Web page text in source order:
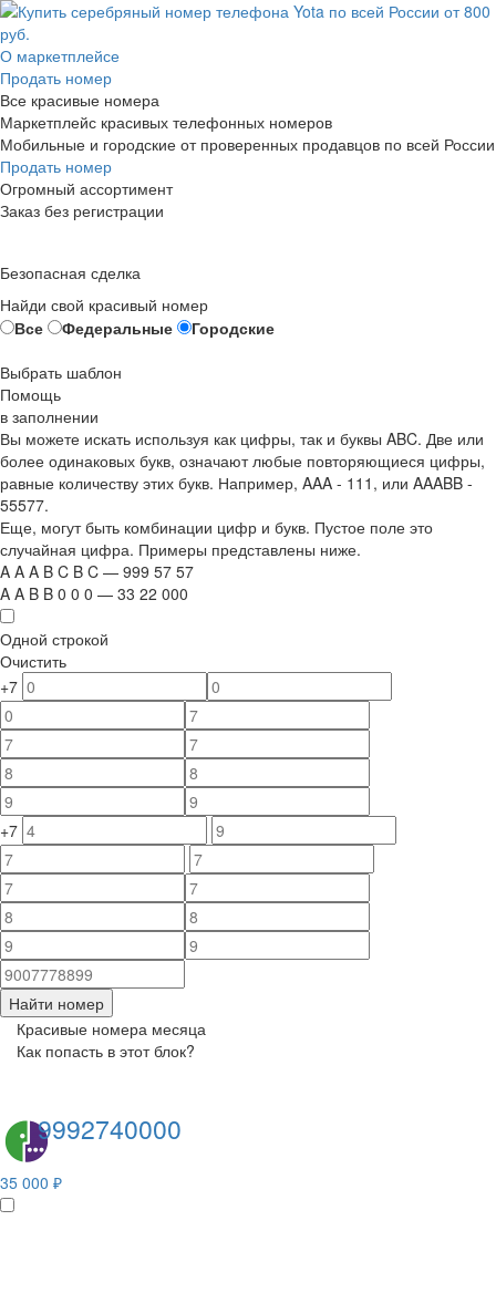
О маркетплейсе
Продать номер
Все красивые номера
Маркетплейс красивых телефонных номеров
Мобильные и городские от проверенных продавцов по всей России
Продать номер
Огромный ассортимент
Заказ без регистрации
Безопасная сделка
Найди свой красивый номер
Все
Федеральные
Городские
Выбрать шаблон
Помощь
в заполнении
Вы можете искать используя как цифры, так и буквы ABC. Две или
более одинаковых букв, означают любые повторяющиеся цифры,
равные количеству этих букв. Например, AAA - 111 , или AAABB -
55577.
Еще, могут быть комбинации цифр и букв. Пустое поле это
случайная цифра. Примеры представлены ниже.
A A A B C B C — 999 57 57
A A B B 0 0 0 — 33 22 000
Одной строкой
Очистить
+7
+7
Найти номер
Красивые номера месяца
Как попасть в этот блок?
9992740000
35 000 ₽